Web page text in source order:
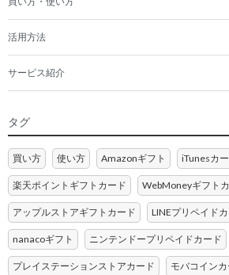
活用方法
サービス紹介
タグ
買い方 使い方 Amazonギフト iTunesカ
楽天ポイントギフトカード WebMoneyギフト
アップルストアギフトカード LINEプリペイド
nanacoギフト ニンテンドープリペイドカード
プレイステーションストアカード モバコイン